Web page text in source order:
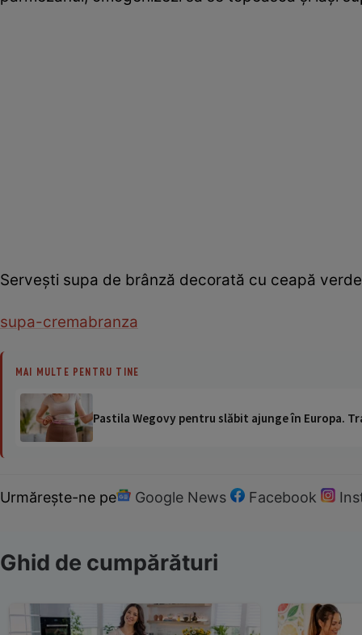
Servești supa de brânză decorată cu ceapă
supa-cremabranza
MAI MULTE PENTRU TINE
Pastila Wegovy pentru slăbit ajunge în Europa.
Urmărește-ne pe Google News Facebook
Ghid de cumpărături